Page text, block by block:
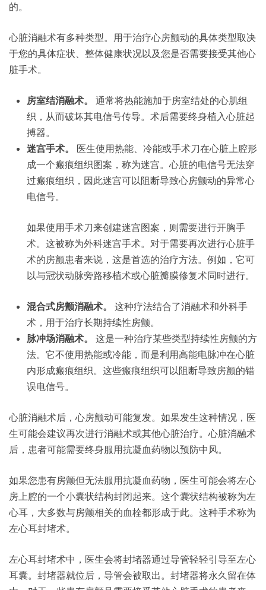
的。
心脏消融术有多种类型。用于治疗心房颤动的具体类型取决
于您的具体症状、整体健康状况以及您是否需要接受其他心
脏手术。
房室结消融术。
通常将热能施加于房室结处的心肌组
织，从而破坏其电信号传导。术后需要终身植入心脏起
搏器。
迷宫手术。
医生使用热能、冷能或手术刀在心脏上腔形
成一个瘢痕组织图案，称为迷宫。心脏的电信号无法穿
过瘢痕组织，因此迷宫可以阻断导致心房颤动的异常心
电信号。
如果使用手术刀来创建迷宫图案，则需要进行开胸手
术。这被称为外科迷宫手术。对于需要再次进行心脏手
术的房颤患者来说，这是首选的治疗方法。例如，它可
以与冠状动脉旁路移植术或心脏瓣膜修复术同时进行。
混合式房颤消融术。
这种疗法结合了消融术和外科手
术，用于治疗长期持续性房颤。
脉冲场消融术。
这是一种治疗某些类型持续性房颤的方
法。它不使用热能或冷能，而是利用高能电脉冲在心脏
内形成瘢痕组织。这些瘢痕组织可以阻断导致房颤的错
误电信号。
心脏消融术后，心房颤动可能复发。如果发生这种情况，医
生可能会建议再次进行消融术或其他心脏治疗。心脏消融术
后，患者可能需要终身服用抗凝血药物以预防中风。
如果您患有房颤但无法服用抗凝血药物，医生可能会将左心
房上腔的一个小囊状结构封闭起来。这个囊状结构被称为左
心耳，大多数与房颤相关的血栓都形成于此。这种手术称为
左心耳封堵术。
左心耳封堵术中，医生会将封堵器通过导管轻轻引导至左心
耳囊。封堵器就位后，导管会被取出。封堵器将永久留在体